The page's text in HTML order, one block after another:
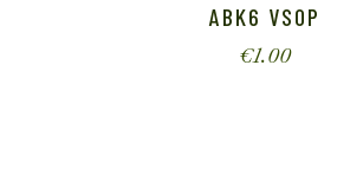
ABK6 VSOP
€1.00